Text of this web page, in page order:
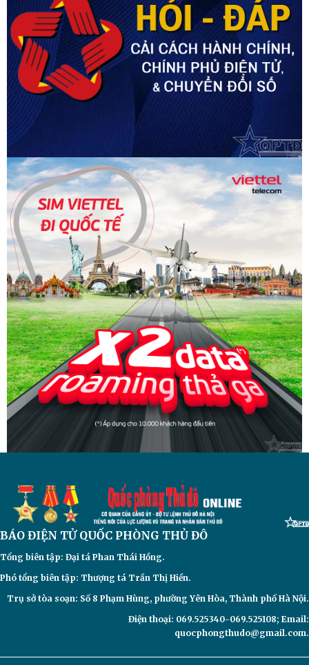
BÁO ĐIỆN TỬQUỐC PHÒNG THỦ ĐÔ
Tổng biên tập: Đại tá Phan Thái Hồng.
Phó tổng biên tập: Thượng tá Trần Thị Hiền.
Trụ sở tòa soạn: Số 8 Phạm Hùng, phường Yên Hòa, Thành phố Hà Nội.
Điện thoại: 069.525340-069.525108; Email:
quocphongthudo@gmail.com.